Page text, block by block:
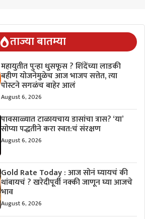
ताज्या बातम्या
महायुतीत पुन्हा धुसफूस ? शिंदेंच्या लाडकी
बहीण योजनेमुळेच आज भाजप सत्तेत, त्या
पोस्टने सगळंच बाहेर आलं
August 6, 2026
पावसाळ्यात टाळायचाय डासांचा त्रास? ‘या’
सोप्या पद्धतीने करा स्वत:चं संरक्षण
August 6, 2026
Gold Rate Today : आज सोनं घ्यायचं की
थांबायचं ? खरेदीपूर्वी नक्की जाणून घ्या आजचे
भाव
August 6, 2026